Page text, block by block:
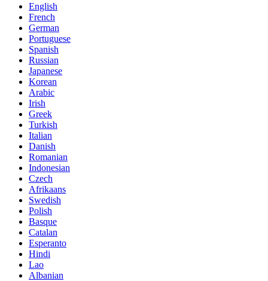
English
French
German
Portuguese
Spanish
Russian
Japanese
Korean
Arabic
Irish
Greek
Turkish
Italian
Danish
Romanian
Indonesian
Czech
Afrikaans
Swedish
Polish
Basque
Catalan
Esperanto
Hindi
Lao
Albanian